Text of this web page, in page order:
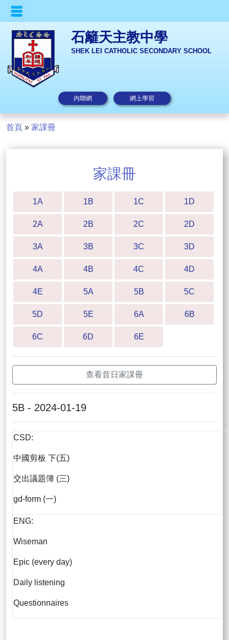
石籬天主教中學
SHEK LEI CATHOLIC SECONDARY SCHOOL
內聯網 網上學習
首頁 » 家課冊
家課冊
1A 1B 1C 1D
2A 2B 2C 2D
3A 3B 3C 3D
4A 4B 4C 4D
4E 5A 5B 5C
5D 5E 6A 6B
6C 6D 6E
查看昔日家課冊
5B - 2024-01-19
CSD:
中國剪板 下(五)
交出議題簿 (三)
gd-form (一)
ENG:
Wiseman
Epic (every day)
Daily listening
Questionnaires